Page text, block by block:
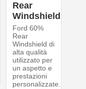
Rear
Windshield
Ford 60%
Rear
Windshield di
alta qualità
utilizzato per
un aspetto e
prestazioni
personalizzate.